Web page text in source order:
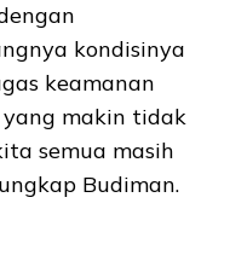
kondisinya
keamanan
makin tidak
semua masih
Budiman.